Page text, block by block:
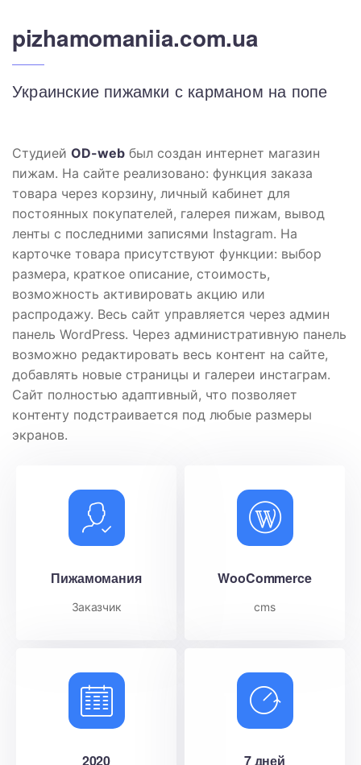
pizhamomaniia.com.ua
Украинские пижамки с карманом на попе
Студией OD-web был создан интернет магазин
пижам. На сайте реализовано: функция заказа
товара через корзину, личный кабинет для
постоянных покупателей, галерея пижам, вывод
ленты с последними записями Instagram. На
карточке товара присутствуют функции: выбор
размера, краткое описание, стоимость,
возможность активировать акцию или
распродажу. Весь сайт управляется через админ
панель WordPress. Через административную панель
возможно редактировать весь контент на сайте,
добавлять новые страницы и галереи инстаграм.
Сайт полностью адаптивный, что позволяет
контенту подстраивается под любые размеры
экранов.
Пижамомания
Заказчик
WooCommerce
cms
2020 7 дней